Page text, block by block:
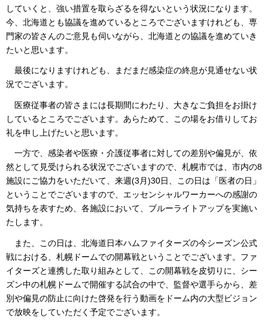
していくと、強い措置を取らざるを得ないという状況になります。
今、北海道とも協議を進めているところでございますけれども、専
門家の皆さんのご意見も伺いながら、北海道との協議を進めていき
たいと思います。
最後になりますけれども、まだまだ感染症の終息が見通せない状
況でございます。
医療従事者の皆さまには長期間にわたり、大きなご負担をお掛け
しているところでございます。あらためて、この場をお借りしてお
礼を申し上げたいと思います。
一方で、感染者や医療・介護従事者に対しての差別や偏見が、依
然として見受けられる状況でございますので、札幌市では、市内の8
施設にご協力をいただいて、来週(3月)30日、この日は「医者の日」
ということでございますので、エッセンシャルワーカーへの感謝の
気持ちを表すため、各施設において、ブルーライトアップを実施い
たします。
また、この日は、北海道日本ハムファイターズの今シーズン公式
戦における、札幌ドームでの開幕戦ということでございます。ファ
イターズと連携した取り組みとして、この開幕戦を皮切りに、シー
ズン中の札幌ドームで開催する試合の中で、監督や選手らから、差
別や偏見の防止に向けた啓発を行う動画をドーム内の大型ビジョン
で放映をしていただく予定でございます。